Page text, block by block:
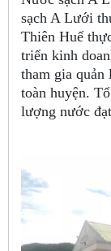
sạch A Lưới
Thiên Huế
triển kinh
tham gia quản
toàn huyện.
lượng nước